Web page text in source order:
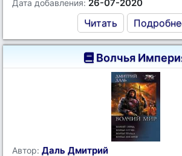
Дата добавления: 26-07-2020
Читать
Волчья
Автор: Даль Дмитрий